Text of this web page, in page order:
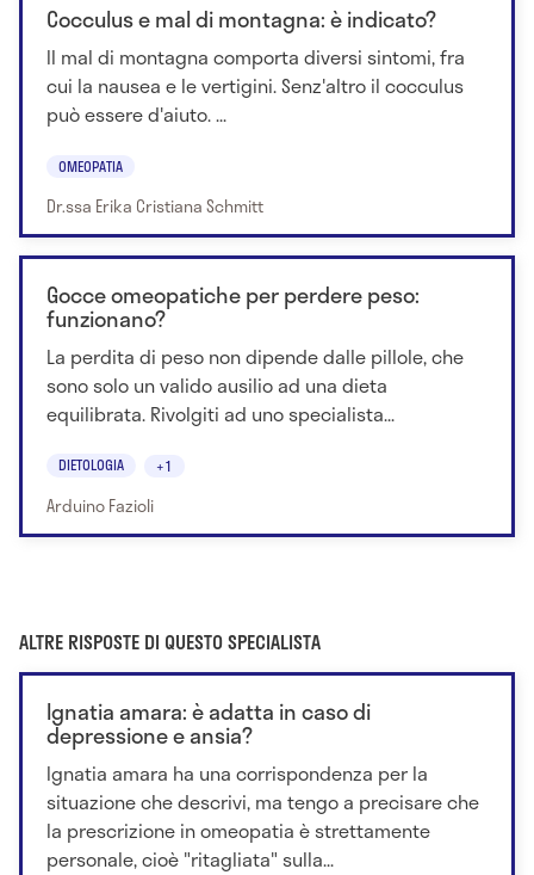
Cocculus e mal di montagna: è indicato?
Il mal di montagna comporta diversi sintomi, fra
cui la nausea e le vertigini. Senz'altro il cocculus
può essere d'aiuto. ...
OMEOPATIA
Dr.ssa Erika Cristiana Schmitt
Gocce omeopatiche per perdere peso:
funzionano?
La perdita di peso non dipende dalle pillole, che
sono solo un valido ausilio ad una dieta
equilibrata. Rivolgiti ad uno specialista...
DIETOLOGIA +1
Arduino Fazioli
ALTRE RISPOSTE DI QUESTO SPECIALISTA
Ignatia amara: è adatta in caso di
depressione e ansia?
Ignatia amara ha una corrispondenza per la
situazione che descrivi, ma tengo a precisare che
la prescrizione in omeopatia è strettamente
personale, cioè "ritagliata" sulla...